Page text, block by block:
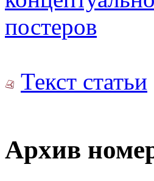
постеров
Текст статьи
Архив